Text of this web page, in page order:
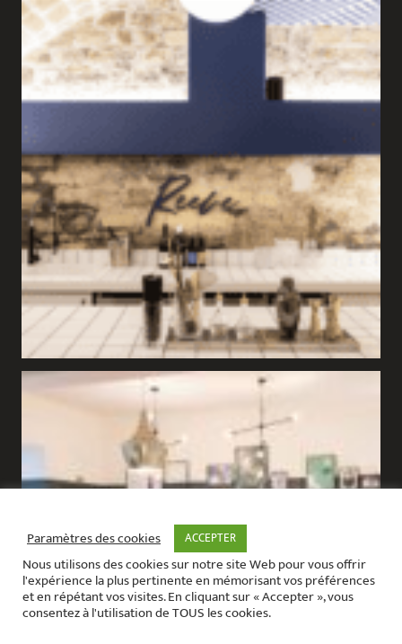
Paramètres des cookies ACCEPTER
Nous utilisons des cookies sur notre site Web pour vous offrir
l'expérience la plus pertinente en mémorisant vos préférences
et en répétant vos visites. En cliquant sur « Accepter », vous
consentez à l'utilisation de TOUS les cookies.